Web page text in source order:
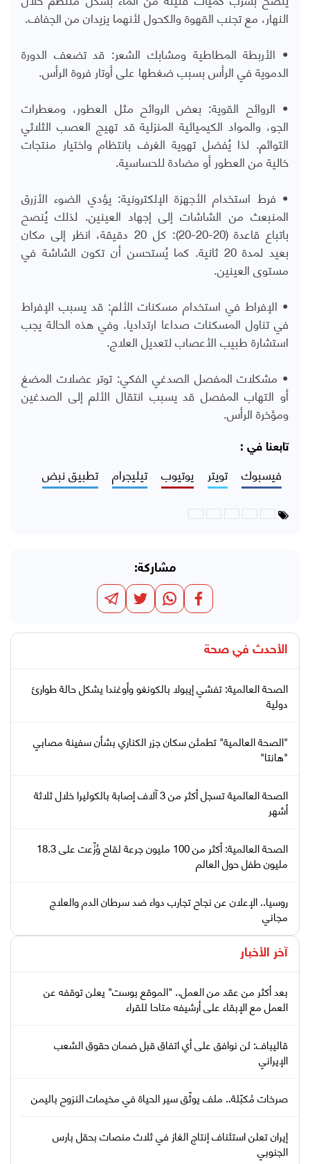
النهار، مع تجنب القهوة والكحول لأنهما يزيدان من الجفاف.
• الأربطة المطاطية ومشابك الشعر: قد تضعف الدورة
الدموية في الرأس بسبب ضغطها على أوتار فروة الرأس.
• الروائح القوية: بعض الروائح مثل العطور، ومعطرات
الجو، والمواد الكيميائية المنزلية قد تهيج العصب الثلاثي
التوائم. لذا يُفضل تهوية الغرف بانتظام واختيار منتجات
خالية من العطور أو مضادة للحساسية.
• فرط استخدام الأجهزة الإلكترونية: يؤدي الضوء الأزرق
المنبعث من الشاشات إلى إجهاد العينين. لذلك يُنصح
باتباع قاعدة (20-20-20): كل 20 دقيقة، انظر إلى مكان
بعيد لمدة 20 ثانية. كما يُستحسن أن تكون الشاشة في
مستوى العينين.
• الإفراط في استخدام مسكنات الألم: قد يسبب الإفراط
في تناول المسكنات صداعا ارتداديا. وفي هذه الحالة يجب
استشارة طبيب الأعصاب لتعديل العلاج.
• مشكلات المفصل الصدغي الفكي: توتر عضلات المضغ
أو التهاب المفصل قد يسبب انتقال الألم إلى الصدغين
ومؤخرة الرأس.
تابعنا في :
فيسبوك تويتر يوتيوب تيليجرام تطبيق نبض
مشاركة:
الأحدث في صحة
الصحة العالمية: تفشي إيبولا بالكونغو وأوغندا يشكل حالة طوارئ
دولية
"الصحة العالمية" تطمئن سكان جزر الكناري بشأن سفينة مصابي
"هانتا"
الصحة العالمية تسجل أكثر من 3 آلاف إصابة بالكوليرا خلال ثلاثة
أشهر
الصحة العالمية: أكثر من 100 مليون جرعة لقاح وُزِّعت على 18.3
مليون طفل حول العالم
روسيا.. الإعلان عن نجاح تجارب دواء ضد سرطان الدم والعلاج
مجاني
آخر الأخبار
بعد أكثر من عقد من العمل.. "الموقع بوست" يعلن توقفه عن
العمل مع الإبقاء على أرشيفه متاحا للقراء
قاليباف: لن نوافق على أي اتفاق قبل ضمان حقوق الشعب
الإيراني
صرخات مُكبّلة.. ملف يوثّق سير الحياة في مخيمات النزوح باليمن
إيران تعلن استئناف إنتاج الغاز في ثلاث منصات بحقل بارس
الجنوبي